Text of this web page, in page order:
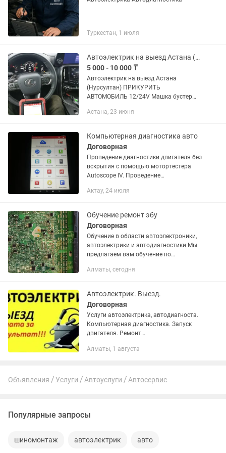
Туркестан, 1 июля
Автоэлектрик на выезд Астана (Нурсултан)
5 000 - 10 000 ₸
Автоэлектрик на выезд Астана
(Нурсултан) ПРИКУРИТЬ
АВТОМОБИЛЬ 12/24V Машка бустер
автодиагностики по городу Астана
на место поломки....
Астана, 23 июня
Компьютерная диагностика авто
Договорная
Проведение диагностики двигателя без
вскрытия с помощью мотортестера
Autoscope lV. Проведение
Сброс SAS, TPMS, замены масла
Актау, 24 июля
Обучение ремонт эбу
Договорная
Обучение в области автоэлектроники,
автоэлектрики и автодиагностики Мы
предлагаем вам обучение по
1.Автоэлектроника 2.Автоэлектрика
Алматы, сегодня
Автоэлектрик. Выезд.
Договорная
Услуги автоэлектрика, автодиагноста.
Компьютерная диагностика. Запуск
двигателя. Ремонт
Алматы, 1 августа
Объявления Услуги Автоуслуги Автосервис
Популярные запросы
шиномонтаж автоэлектрик авто